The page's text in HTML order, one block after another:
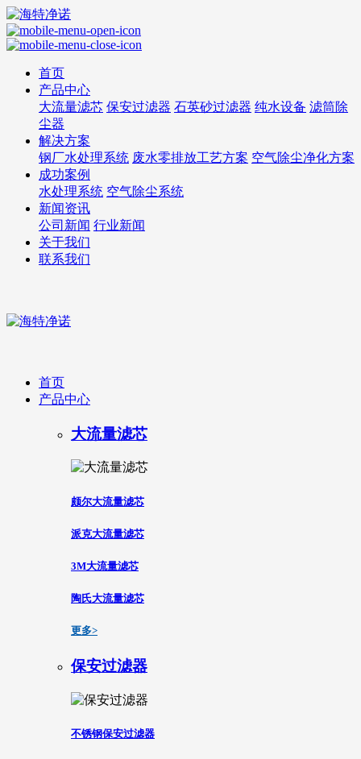
首页
产品中心
大流量滤芯 保安过滤器 石英砂过滤器 纯水设备 滤筒除
尘器
解决方案
钢厂水处理系统 废水零排放工艺方案 空气除尘净化方案
成功案例
水处理系统 空气除尘系统
新闻资讯
公司新闻 行业新闻
关于我们
联系我们
首页
产品中心
大流量滤芯
颇尔大流量滤芯
派克大流量滤芯
3M大流量滤芯
陶氏大流量滤芯
更多>
保安过滤器
不锈钢保安过滤器